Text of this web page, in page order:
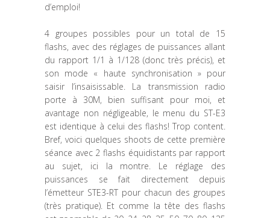
d’emploi!
4 groupes possibles pour un total de 15
flashs, avec des réglages de puissances allant
du rapport 1/1 à 1/128 (donc très précis), et
son mode « haute synchronisation » pour
saisir l’insaisissable. La transmission radio
porte à 30M, bien suffisant pour moi, et
avantage non négligeable, le menu du ST-E3
est identique à celui des flashs! Trop content.
Bref, voici quelques shoots de cette première
séance avec 2 flashs équidistants par rapport
au sujet, ici la montre. Le réglage des
puissances se fait directement depuis
l’émetteur STE3-RT pour chacun des groupes
(très pratique). Et comme la tête des flashs